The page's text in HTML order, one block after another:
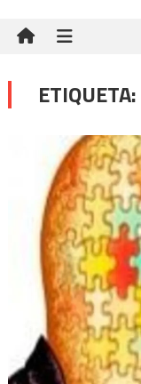
ETIQUETA: